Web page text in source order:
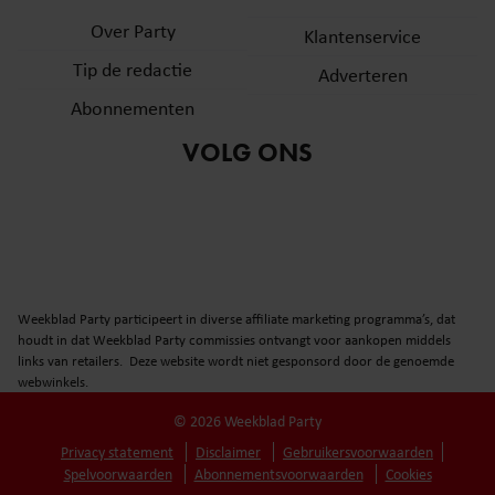
Over Party
Tip de redactie
Abonnementen
Klantenservice
Adverteren
VOLG ONS
Weekblad Party participeert in diverse affiliate marketing programma’s, dat
houdt in dat Weekblad Party commissies ontvangt voor aankopen middels
links van retailers. Deze website wordt niet gesponsord door de genoemde
webwinkels.
© 2026 Weekblad Party
Privacy statement
Disclaimer
Gebruikersvoorwaarden
Spelvoorwaarden
Abonnementsvoorwaarden Cookies